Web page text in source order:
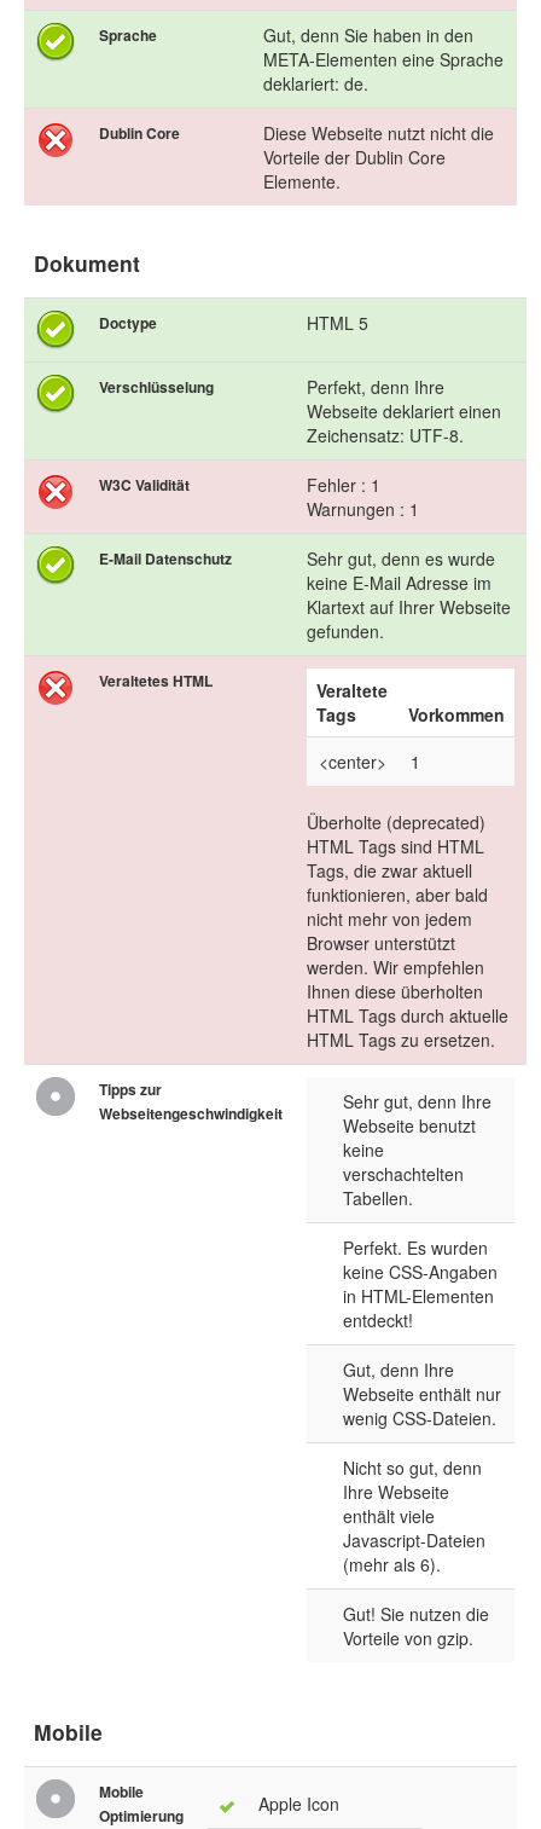
Sprache
Gut, denn Sie haben in den
META-Elementen eine Sprache
deklariert: de.
Dublin Core
Diese Webseite nutzt nicht die
Vorteile der Dublin Core
Elemente.
Dokument
Doctype HTML 5
Verschlüsselung
Perfekt, denn Ihre
Webseite deklariert einen
Zeichensatz: UTF-8.
W3C Validität
Fehler : 1
Warnungen : 1
E-Mail Datenschutz
Sehr gut, denn es wurde
keine E-Mail Adresse im
Klartext auf Ihrer Webseite
gefunden.
Veraltetes HTML
Veraltete
Tags
Vorkommen
<center>
1
Überholte (deprecated)
HTML Tags sind HTML
Tags, die zwar aktuell
funktionieren, aber bald
nicht mehr von jedem
Browser unterstützt
werden. Wir empfehlen
Ihnen diese überholten
HTML Tags durch aktuelle
HTML Tags zu ersetzen.
Tipps zur
Webseitengeschwindigkeit
Sehr gut, denn Ihre
Webseite benutzt
keine
verschachtelten
Tabellen.
Perfekt. Es wurden
keine CSS-Angaben
in HTML-Elementen
entdeckt!
Gut, denn Ihre
Webseite enthält nur
wenig CSS-Dateien.
Nicht so gut, denn
Ihre Webseite
enthält viele
Javascript-Dateien
(mehr als 6).
Gut! Sie nutzen die
Vorteile von gzip.
Mobile
Mobile
Optimierung
Apple Icon